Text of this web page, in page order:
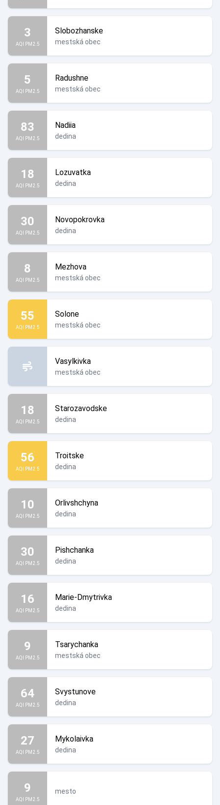
3
AQI PM2.5
Slobozhanske
mestská obec
5
AQI PM2.5
Radushne
mestská obec
83
AQI PM2.5
Nadiia
dedina
18
AQI PM2.5
Lozuvatka
dedina
30
AQI PM2.5
Novopokrovka
dedina
8
AQI PM2.5
Mezhova
mestská obec
55
AQI PM2.5
Solone
mestská obec
Vasylkivka
mestská obec
18
AQI PM2.5
Starozavodske
dedina
56
AQI PM2.5
Troitske
dedina
10
AQI PM2.5
Orlivshchyna
dedina
30
AQI PM2.5
Pishchanka
dedina
16
AQI PM2.5
Marie-Dmytrivka
dedina
9
AQI PM2.5
Tsarychanka
mestská obec
64
AQI PM2.5
Svystunove
dedina
27
AQI PM2.5
Mykolaivka
dedina
9
AQI PM2.5
mesto